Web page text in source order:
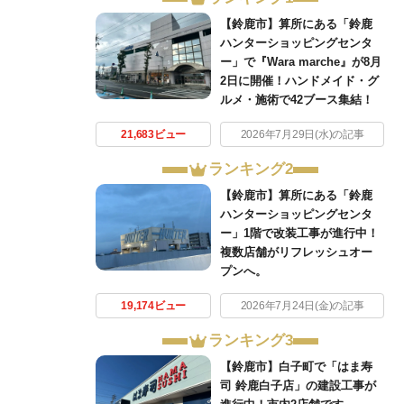
【鈴鹿市】算所にある「鈴鹿
ハンターショッピングセンタ
ー」で『Wara marche』が8月
2日に開催！ハンドメイド・グ
ルメ・施術で42ブース集結！
21,683ビュー 2026年7月29日(水)の記事
ランキング2
【鈴鹿市】算所にある「鈴鹿
ハンターショッピングセンタ
ー」1階で改装工事が進行中！
複数店舗がリフレッシュオー
プンへ。
19,174ビュー 2026年7月24日(金)の記事
ランキング3
【鈴鹿市】白子町で「はま寿
司 鈴鹿白子店」の建設工事が